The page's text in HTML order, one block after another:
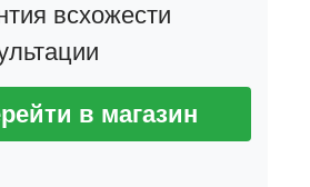
всхожести
в магазин